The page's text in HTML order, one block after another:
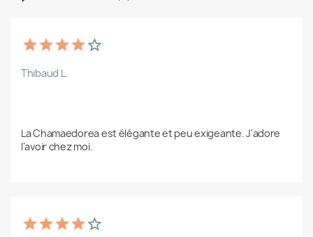
Thibaud L.
La Chamaedorea est élégante et peu exigeante. J'adore
l'avoir chez moi.